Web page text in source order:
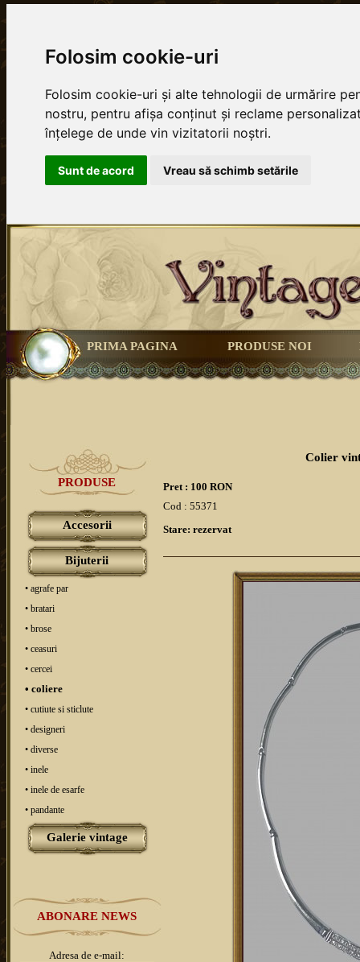
Folosim cookie-uri
Folosim cookie-uri și alte tehnologii de urmărire
nostru, pentru afișa conținut și reclame
înțelege de unde vin vizitatorii noștri.
Sunt de acord Vreau să schimb setările
PRIMA PAGINA PRODUSE NOI
PRODUSE
Accesorii
Bijuterii
• agrafe par
• bratari
• brose
• ceasuri
• cercei
• coliere
• cutiute si sticlute
• designeri
• diverse
• inele
• inele de esarfe
• pandante
Galerie vintage
ABONARE NEWS
Adresa de e-mail:
Colier
Pret : 100 RON
Cod : 55371
Stare: rezervat